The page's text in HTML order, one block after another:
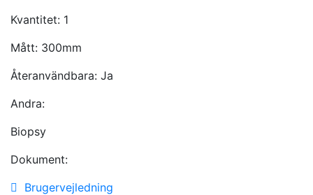
Kvantitet: 1
Mått: 300mm
Återanvändbara: Ja
Andra:
Biopsy
Dokument:
Brugervejledning